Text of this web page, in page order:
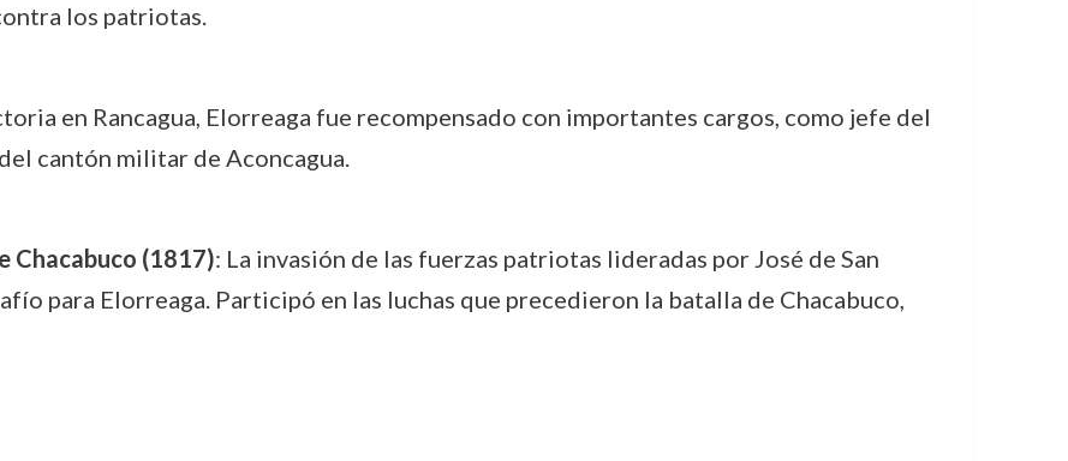
los patriotas.
en Rancagua, Elorreaga fue recompensado con importantes cargos, como jefe del
cantón militar de Aconcagua.
Chacabuco (1817): La invasión de las fuerzas patriotas lideradas por José de San
para Elorreaga. Participó en las luchas que precedieron la batalla de Chacabuco,